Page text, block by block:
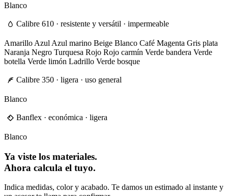
Blanco
Calibre 610 · resistente y versátil · impermeable
Amarillo Azul Azul marino Beige Blanco Café Magenta Gris plata
Naranja Negro Turquesa Rojo Rojo carmín Verde bandera Verde
botella Verde limón Ladrillo Verde bosque
Calibre 350 · ligera · uso general
Blanco
Banflex · económica · ligera
Blanco
Ya viste los materiales.
Ahora calcula el tuyo.
Indica medidas, color y acabado. Te damos un estimado al instante y